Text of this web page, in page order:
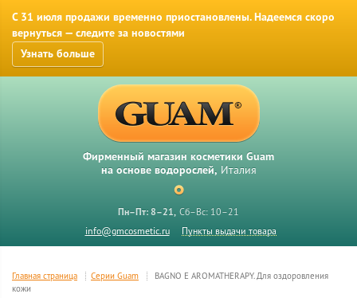
С 31 июля продажи временно приостановлены. Надеемся скоро
вернуться — следите за новостями
Узнать больше
Фирменный магазин косметики Guam
на основе водорослей, Италия
Пн–Пт: 8–21
Сб–Вс: 10–21
info@gmcosmetic.ru
Пункты выдачи товара
Главная страница Серии Guam
BAGNO E AROMATHERAPY. Для оздоровления
кожи